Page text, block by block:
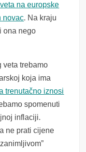
na europske
novac. Na kraju
ona nego
veta trebamo
koja ima
trenutačno iznosi
spomenuti
inflaciji.
ne prati cijene